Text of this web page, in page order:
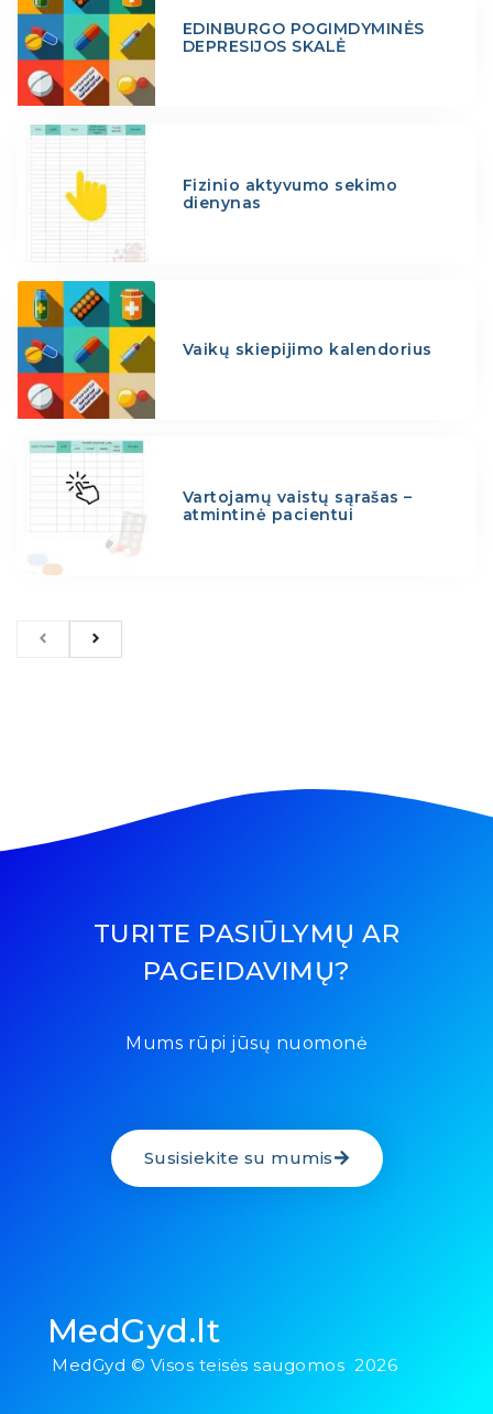
EDINBURGO POGIMDYMINĖS
DEPRESIJOS SKALĖ
Fizinio aktyvumo sekimo
dienynas
Vaikų skiepijimo kalendorius
Vartojamų vaistų sąrašas –
atmintinė pacientui
TURITE PASIŪLYMŲ AR
PAGEIDAVIMŲ?
Mums rūpi jūsų nuomonė
Susisiekite su mumis
MedGyd.lt
MedGyd © Visos teisės saugomos 2026